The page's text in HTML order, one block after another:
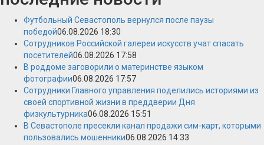
Футбольный Севастополь вернулся после паузы
победой06.08.2026 18:30
Сотрудников Российской галереи искусств учат спасать
посетителей06.08.2026 17:58
В роддоме заговорили о материнстве языком
фотографии06.08.2026 17:57
Сотрудники Главного управления поделились историями из
своей спортивной жизни в преддверии Дня
физкультурника06.08.2026 15:51
В Севастополе пресекли канал продажи сим-карт, которыми
пользовались мошенники06.08.2026 14:33